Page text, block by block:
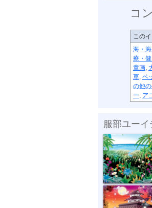
コ
この
海・
療・
童画,
草, ペ
の他
ー, ア
服部ユー
ジャングル
中秋の名月